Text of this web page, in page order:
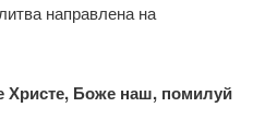
направлена на
Христе, Боже наш, помилуй